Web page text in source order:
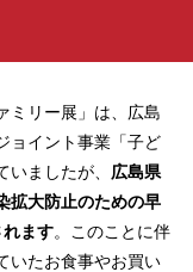
ミリー展」は、広島
ョイント事業「子ど
ましたが、 広島県
拡大防止のための早
ます。このことに伴
いたお食事やお買い